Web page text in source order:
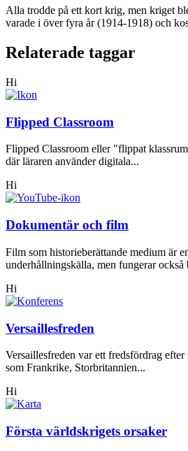
Alla trodde på ett kort krig, men kriget
varade i över fyra år (1914-1918) och
Relaterade taggar
Hi
Flipped Classroom
Flipped Classroom eller "flippat
där läraren använder digitala...
Hi
Dokumentär och film
Film som historieberättande medium är
underhållningskälla, men fungerar också
Hi
Versaillesfreden
Versaillesfreden var ett fredsfördrag
som Frankrike, Storbritannien...
Hi
Första världskrigets orsaker